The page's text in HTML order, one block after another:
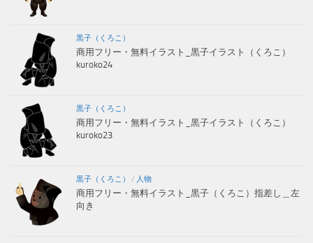
黒子（くろこ）
商用フリー・無料イラスト_黒子イラスト（くろこ）
kuroko24
黒子（くろこ）
商用フリー・無料イラスト_黒子イラスト（くろこ）
kuroko23
黒子（くろこ） / 人物
商用フリー・無料イラスト_黒子（くろこ）指差し＿左
向き